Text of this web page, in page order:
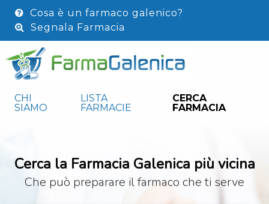
Cosa è un farmaco galenico?
Segnala Farmacia
CHI
SIAMO
LISTA
FARMACIE
CERCA
FARMACIA
Cerca la Farmacia Galenica più vicina
Che può preparare il farmaco che ti serve